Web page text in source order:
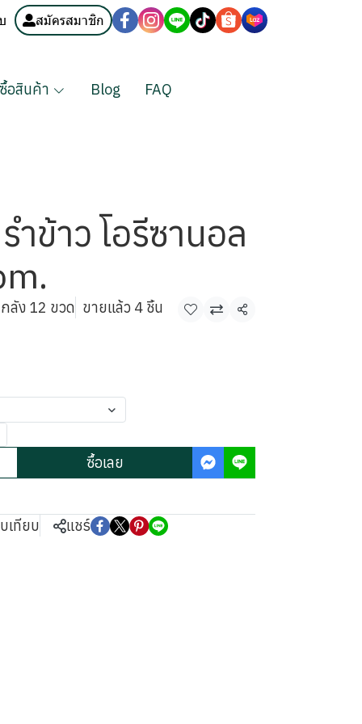
สมัครสมาชิก
อสินค้า Blog FAQ
ข้าว โอรีซานอล
ลัง 12 ขวด ขายแล้ว 4 ชิ้น แชร์
ซื้อเลย
เทียบ แชร์